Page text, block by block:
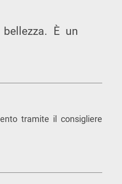
È un
tramite il consigliere